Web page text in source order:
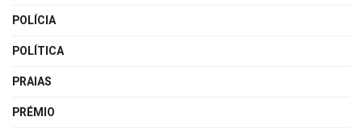
POLÍCIA
POLÍTICA
PRAIAS
PRÉMIO